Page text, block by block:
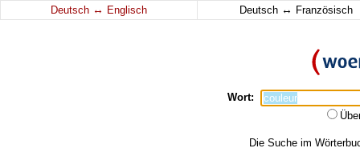
Deutsch ↔ Englisch Deutsch ↔ Französisch
Wort:
Die Suche im